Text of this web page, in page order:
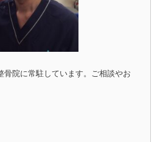
院に常駐しています。ご相談やお